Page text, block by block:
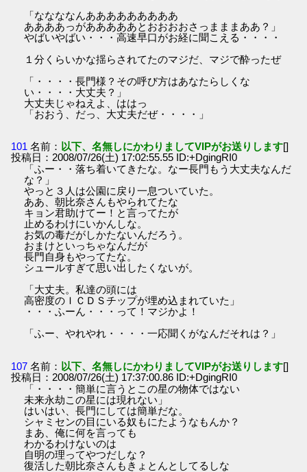
「ななななんあああああああああ
ああああっがあああああとおおおおさっまままああ？」
やばいやばい・・・高速早口がお経に聞こえる・・・・
１分くらいかな揺らされてたのマジだ、マジで酔ったぜ
「・・・・長門様？その呼び方はあなたらしくな
い・・・・大丈夫？」
大丈夫じゃねえよ、ははっ
「おおう、だっ、大丈夫だぜ・・・・」
101 名前： 以下、名無しにかわりましてVIPがお送りします[]
投稿日：2008/07/26(土) 17:02:55.55 ID:+DgingRI0
「ふー・・落ち着いてきたな。なー長門もう大丈夫なんだ
な？」
やっと３人は公園に戻り一息ついていた。
ああ、朝比奈さんもやられてたな
キョン君助けてー！と言ってたが
止めるわけにいかんしな。
お気の毒だがしかたないんだろう。
おまけといっちゃなんだが
長門自身もやってたな。
シュールすぎて思い出したくないが。
「大丈夫。私達の頭には
高密度のＩＣＤＳチップが埋め込まれていた」
・・・ふーん・・・って！マジかよ！
「ふー、やれやれ・・・・一応聞くがなんだそれは？」
107 名前： 以下、名無しにかわりましてVIPがお送りします[]
投稿日：2008/07/26(土) 17:37:00.86 ID:+DgingRI0
「・・・・簡単に言うとこの星の物体ではない
未来永劫この星には現れない」
はいはい、長門にしては簡単だな。
シャミセンの目にいる奴もにたようなもんか？
まあ、俺に何を言っても
わかるわけないのは
自明の理ってやつだしな？
復活した朝比奈さんもきょとんとしてるしな